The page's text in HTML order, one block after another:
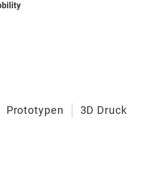
Prototypen 3D Druck